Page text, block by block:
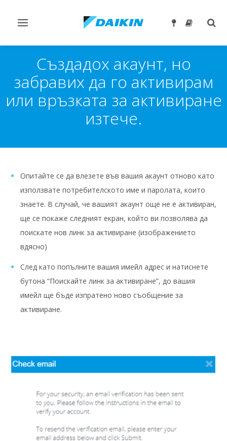
Превключване
навигация
Създадох акаунт, но
забравих да го активирам
или връзката за активиране
изтече.
Опитайте се да влезете във вашия акаунт отново като
използвате потребителското име и паролата, които
знаете. В случай, че вашият акаунт още не е активиран,
ще се покаже следният екран, който ви позволява да
поискате нов линк за активиране (изображението
вдясно)
След като попълните вашия имейл адрес и натиснете
бутона “Поискайте линк за активиране”, до вашия
имейл ще бъде изпратено ново съобщение за
активиране.